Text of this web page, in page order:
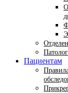
Пациентам